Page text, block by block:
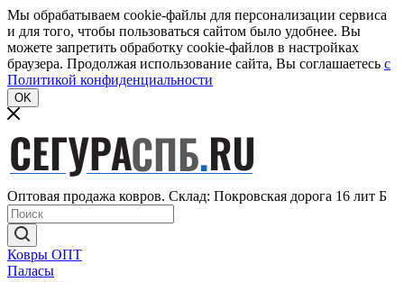
Мы обрабатываем cookie-файлы для персонализации сервиса
и для того, чтобы пользоваться сайтом было удобнее. Вы
можете запретить обработку cookie-файлов в настройках
браузера. Продолжая использование сайта, Вы соглашаетесь c
Политикой конфиденциальности
OK
Оптовая продажа ковров. Склад: Покровская дорога 16 лит Б
Ковры ОПТ
Паласы